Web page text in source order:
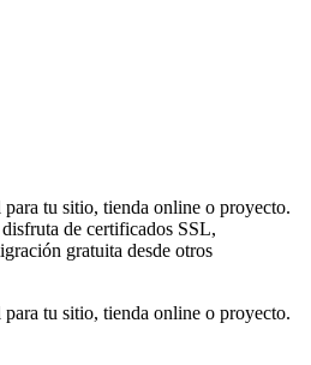
tu sitio, tienda online o proyecto.
de certificados SSL,
gratuita desde otros
tu sitio, tienda online o proyecto.